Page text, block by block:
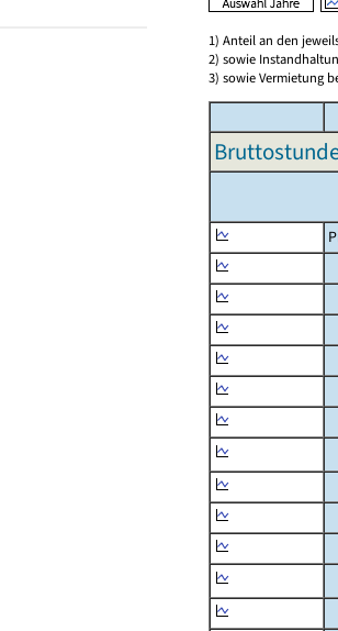
1) Anteil an den
2) sowie
3) sowie Vermietung